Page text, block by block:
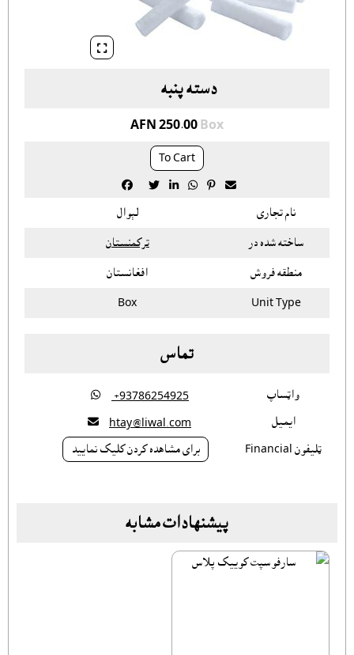

دسته پنبه
AFN 250.00 Box
To Cart
     
نام تجاری لېوال
ساخته شده در ترکمنستان
منطقه فروش افغانستان
Unit Type
Box
تماس
واټساپ ‎ +93786254925

ايميل htay@liwal.com

ټليفون Financial براى مشاهده کردن کليک نماييد
پیشنهادات مشابه